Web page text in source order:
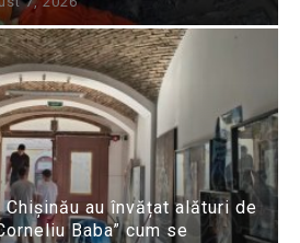
Chișinău au învățat alături de
Baba” cum se